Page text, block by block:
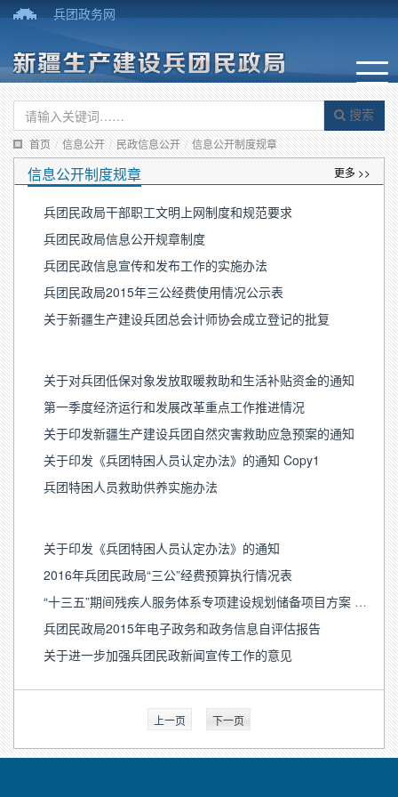
兵团政务网
搜索
首页 / 信息公开 / 民政信息公开 / 信息公开制度规章
信息公开制度规章 更多 >>
兵团民政局干部职工文明上网制度和规范要求
兵团民政局信息公开规章制度
兵团民政信息宣传和发布工作的实施办法
兵团民政局2015年三公经费使用情况公示表
关于新疆生产建设兵团总会计师协会成立登记的批复
关于对兵团低保对象发放取暖救助和生活补贴资金的通知
第一季度经济运行和发展改革重点工作推进情况
关于印发新疆生产建设兵团自然灾害救助应急预案的通知
关于印发《兵团特困人员认定办法》的通知 Copy1
兵团特困人员救助供养实施办法
关于印发《兵团特困人员认定办法》的通知
2016年兵团民政局“三公”经费预算执行情况表
“十三五”期间残疾人服务体系专项建设规划储备项目方案 公示
兵团民政局2015年电子政务和政务信息自评估报告
关于进一步加强兵团民政新闻宣传工作的意见
上一页 下一页